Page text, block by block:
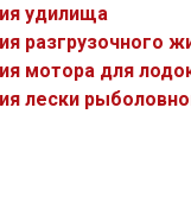
удилища
разгрузочного
мотора для
лески